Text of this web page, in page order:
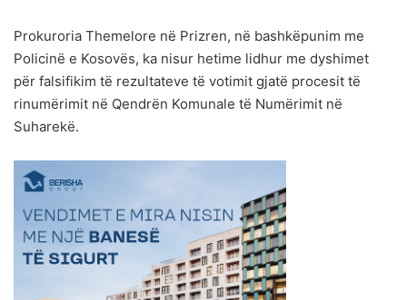
Prokuroria Themelore në Prizren, në bashkëpunim me
Policinë e Kosovës, ka nisur hetime lidhur me dyshimet
për falsifikim të rezultateve të votimit gjatë procesit të
rinumërimit në Qendrën Komunale të Numërimit në
Suharekë.